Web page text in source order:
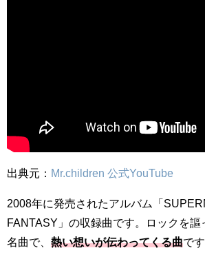
出典元： Mr.children 公式YouTube
2008年に発売されたアルバム「
FANTASY」 の収録曲です。ロックを謳
名曲で、 熱い想いが伝わってくる曲です